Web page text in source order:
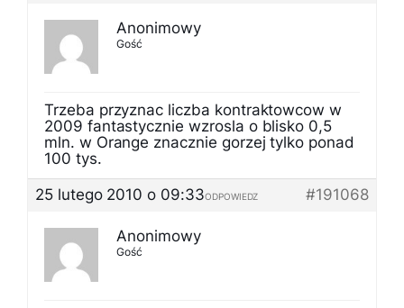
Anonimowy
Gość
Trzeba przyznac liczba kontraktowcow w
2009 fantastycznie wzrosla o blisko 0,5
mln. w Orange znacznie gorzej tylko ponad
100 tys.
25 lutego 2010 o 09:33
#191068
ODPOWIEDZ
Anonimowy
Gość